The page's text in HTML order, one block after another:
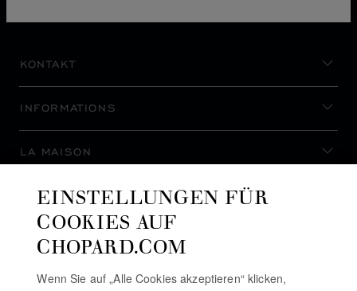
KONTAKT
INFORMATIONS
LA MAISON
AUF DEM LAUFENDEN BLEIBEN
EINSTELLUNGEN FÜR
COOKIES AUF
CHOPARD.COM
Wenn Sie auf „Alle Cookies akzeptieren“ klicken,